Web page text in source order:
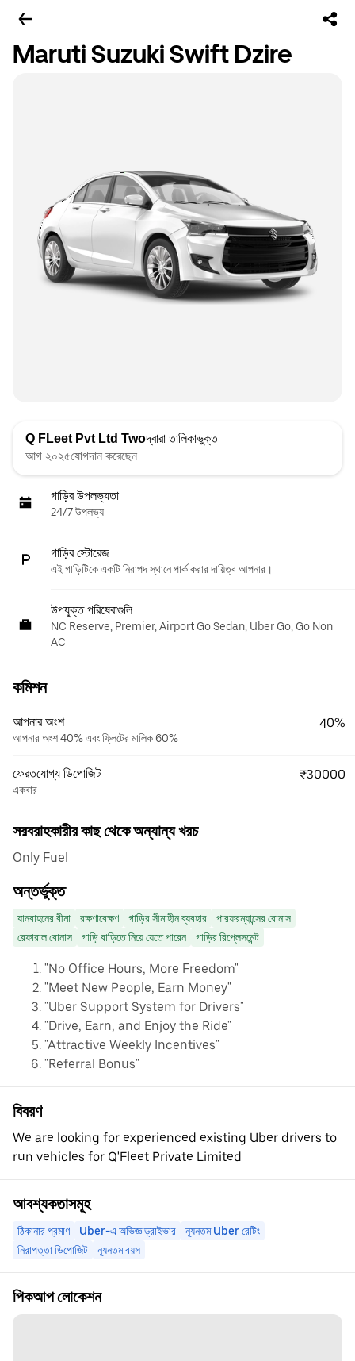
Maruti Suzuki Swift Dzire
Q FLeet Pvt Ltd Twoদ্বারা তালিকাভুক্ত
আগ ২০২৫যোগদান করেছেন
গাড়ির উপলভ্যতা
24/7 উপলভ্য
গাড়ির স্টোরেজ
এই গাড়িটিকে একটি নিরাপদ স্থানে পার্ক করার দায়িত্ব আপনার।
উপযুক্ত পরিষেবাগুলি
NC Reserve, Premier, Airport Go Sedan, Uber Go, Go Non
AC
কমিশন
আপনার অংশ
আপনার অংশ 40% এবং ফ্লিটের মালিক 60%
40%
ফেরতযোগ্য ডিপোজিট
একবার
₹30000
সরবরাহকারীর কাছ থেকে অন্যান্য খরচ
Only Fuel
অন্তর্ভুক্ত
যানবাহনের বীমা রক্ষণাবেক্ষণ গাড়ির সীমাহীন ব্যবহার
পারফরম্যান্সের বোনাস
রেফারাল বোনাস
গাড়ি বাড়িতে নিয়ে যেতে পারেন গাড়ির রিপ্লেসমেন্ট
"No Office Hours, More Freedom"
"Meet New People, Earn Money"
"Uber Support System for Drivers"
"Drive, Earn, and Enjoy the Ride"
"Attractive Weekly Incentives"
"Referral Bonus"
বিবরণ
We are looking for experienced existing Uber drivers to
run vehicles for Q'Fleet Private Limited
আবশ্যকতাসমূহ
ঠিকানার প্রমাণ Uber-এ অভিজ্ঞ ড্রাইভার
ন্যূনতম Uber রেটিং
নিরাপত্তা ডিপোজিট
ন্যূনতম বয়স
পিকআপ লোকেশন